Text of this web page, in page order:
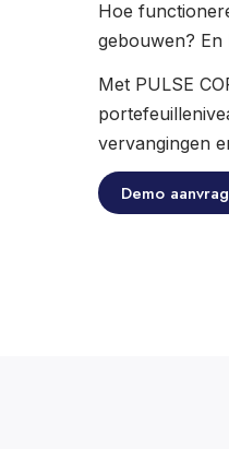
Hoe
gebouwen? En
Met PULSE
vervangingen
Demo